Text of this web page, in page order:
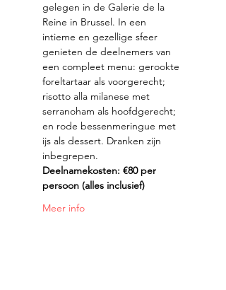
gelegen in de Galerie de la
Reine in Brussel. In een
intieme en gezellige sfeer
genieten de deelnemers van
een compleet menu: gerookte
foreltartaar als voorgerecht;
risotto alla milanese met
serranoham als hoofdgerecht;
en rode bessenmeringue met
ijs als dessert. Dranken zijn
inbegrepen.
Deelnamekosten: €80 per
persoon (alles inclusief)
Meer info